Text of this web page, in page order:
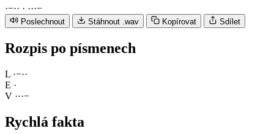
·−·· · ···−
Poslechnout Stáhnout .wav Kopírovat Sdílet
Rozpis po písmenech
L ·−··
E ·
V ···−
Rychlá fakta